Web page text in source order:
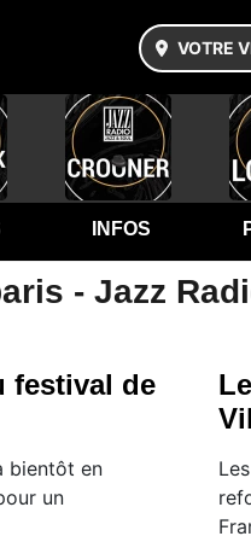
VOTRE
INFOS
- Jazz
festival de
bientôt en
un